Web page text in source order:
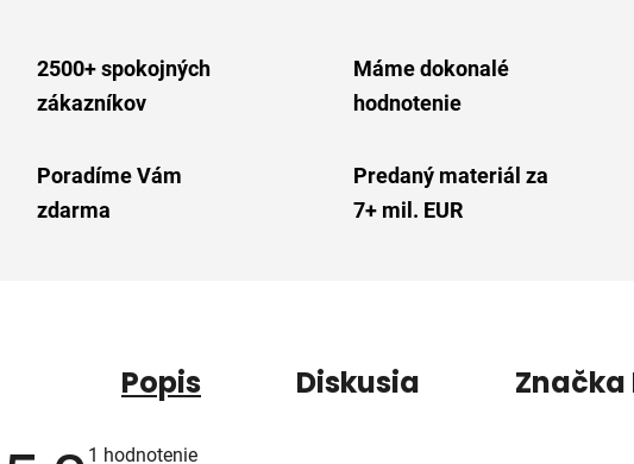
2500+ spokojných
zákazníkov
Máme dokonalé
hodnotenie
Poradíme Vám
zdarma
Predaný materiál za
7+ mil. EUR
Popis Diskusia Značka
Priemerné
1 hodnotenie